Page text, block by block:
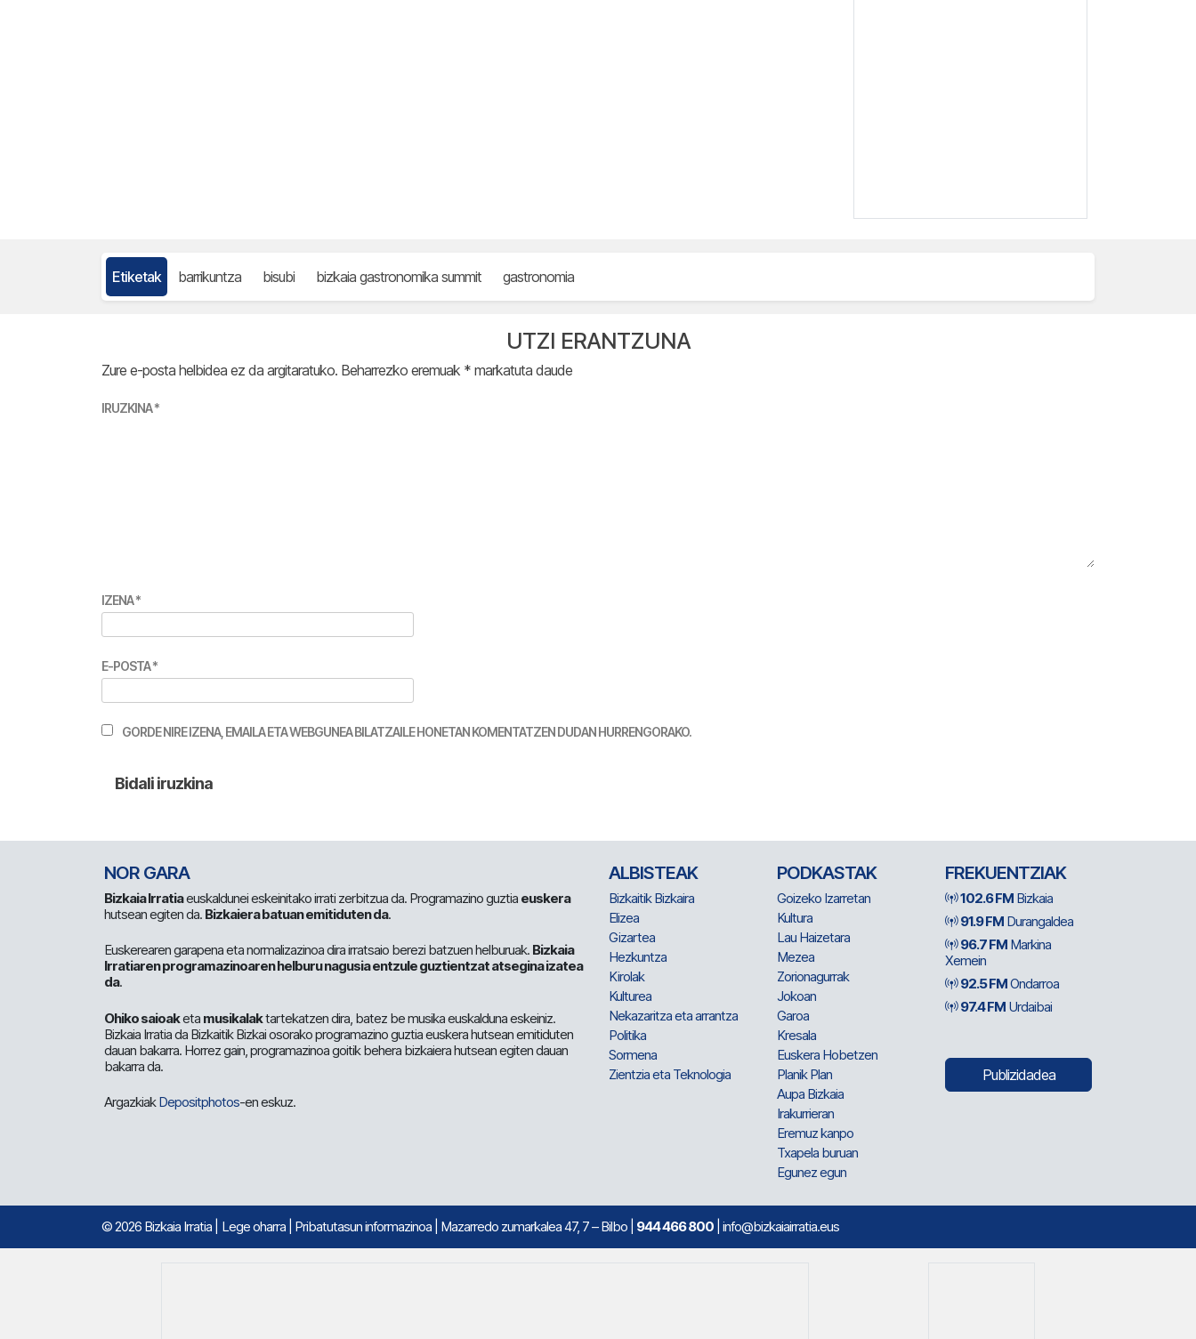
Etiketak barrikuntza bisubi bizkaia gastronomika summit gastronomia
UTZI ERANTZUNA
Zure e-posta helbidea ez da argitaratuko. Beharrezko eremuak * markatuta daude
IRUZKINA*
IZENA*
E-POSTA*
GORDE NIRE IZENA, EMAILA ETA WEBGUNEA BILATZAILE HONETAN KOMENTATZEN DUDAN HURRENGORAKO.
NOR GARA
Bizkaia Irratiaeuskaldunei eskeinitako irrati zerbitzua da. Programazino guztia euskera
hutsean egiten da. Bizkaiera batuan emitiduten da.
Euskerearen garapena eta normalizazinoa dira irratsaio berezi batzuen helburuak. Bizkaia
Irratiaren programazinoaren helburu nagusia entzule guztientzat atsegina izatea
da.
Ohiko saioaketa musikalaktartekatzen dira, batez be musika euskalduna eskeiniz.
Bizkaia Irratia da Bizkaitik Bizkai osorako programazino guztia euskera hutsean emitiduten
dauan bakarra. Horrez gain, programazinoa goitik behera bizkaiera hutsean egiten dauan
bakarra da.
ArgazkiakDepositphotos-en eskuz.
ALBISTEAK
Bizkaitik Bizkaira
Elizea
Gizartea
Hezkuntza
Kirolak
Kulturea
Nekazaritza eta arrantza
Politika
Sormena
Zientzia eta Teknologia
PODKASTAK
Goizeko Izarretan
Kultura
Lau Haizetara
Mezea
Zorionagurrak
Jokoan
Garoa
Kresala
Euskera Hobetzen
Planik Plan
Aupa Bizkaia
Irakurrieran
Eremuz kanpo
Txapela buruan
Egunez egun
FREKUENTZIAK
102.6 FM Bizkaia
91.9 FM Durangaldea
96.7 FM Markina
Xemein
92.5 FMOndarroa
97.4 FM Urdaibai
Publizidadea
© 2026 Bizkaia Irratia Lege oharra Pribatutasun informazinoa | Mazarredo zumarkalea 47, 7 – Bilbo | 944 466 800 | info@bizkaiairratia.eus